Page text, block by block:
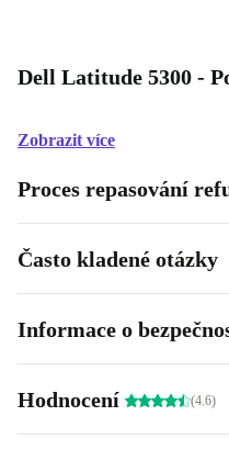
Dell Latitude 5300 -
Zobrazit více
Proces repasování
Často kladené otázky
Informace o
Hodnocení (4.6)